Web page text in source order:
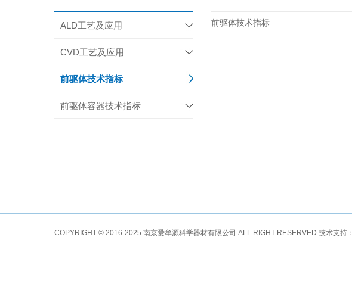
ALD工艺及应用
CVD工艺及应用
前驱体技术指标
前驱体容器技术指标
前驱体技术指标
COPYRIGHT © 2016-2025 南京爱牟源科学器材有限公司 ALL RIGHT RESERVED 技术支持：